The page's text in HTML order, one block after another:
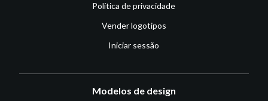
Política de privacidade
Vender logotipos
Iniciar sessão
Modelos de design